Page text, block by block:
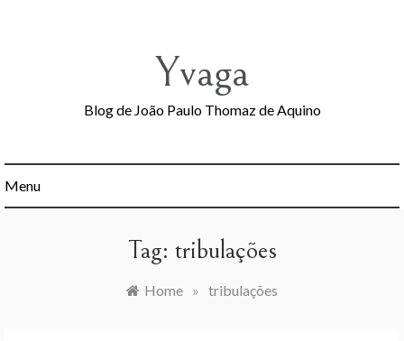
Yvaga
Blog de João Paulo Thomaz de Aquino
Menu
Tag: tribulações
Home » tribulações